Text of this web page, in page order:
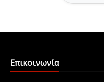
Επικοινωνία